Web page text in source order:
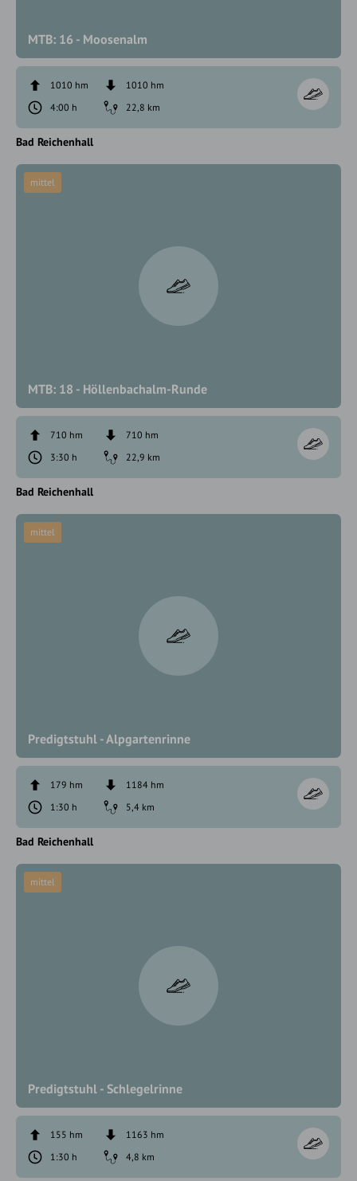
MTB: 16 - Moosenalm
1010 hm
1010 hm
4:00 h
22,8 km
Bad Reichenhall
MTB: 18 - Höllenbachalm-Runde
mittel
710 hm
710 hm
3:30 h
22,9 km
Bad Reichenhall
Predigtstuhl - Alpgartenrinne
mittel
179 hm
1184 hm
1:30 h
5,4 km
Bad Reichenhall
Predigtstuhl - Schlegelrinne
mittel
155 hm
1163 hm
1:30 h
4,8 km